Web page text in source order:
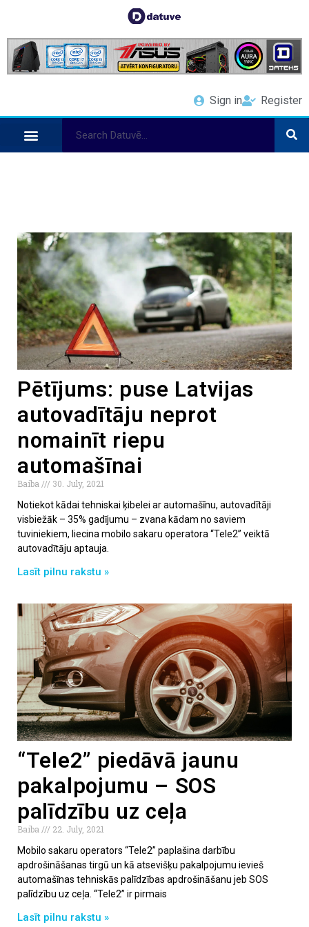
Sign in Register
Pētījums: puse Latvijas
autovadītāju neprot
nomainīt riepu
automašīnai
Baiba
30. July, 2021
Notiekot kādai tehniskai ķibelei ar automašīnu, autovadītāji
visbiežāk – 35% gadījumu – zvana kādam no saviem
tuviniekiem, liecina mobilo sakaru operatora “Tele2” veiktā
autovadītāju aptauja.
Lasīt pilnu rakstu »
“Tele2” piedāvā jaunu
pakalpojumu – SOS
palīdzību uz ceļa
Baiba
22. July, 2021
Mobilo sakaru operators “Tele2” paplašina darbību
apdrošināšanas tirgū un kā atsevišķu pakalpojumu ievieš
automašīnas tehniskās palīdzības apdrošināšanu jeb SOS
palīdzību uz ceļa. “Tele2” ir pirmais
Lasīt pilnu rakstu »